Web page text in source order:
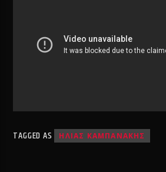
TAGGED AS ΗΛΙΑΣ ΚΑΜΠΑΝΑΚΗΣ